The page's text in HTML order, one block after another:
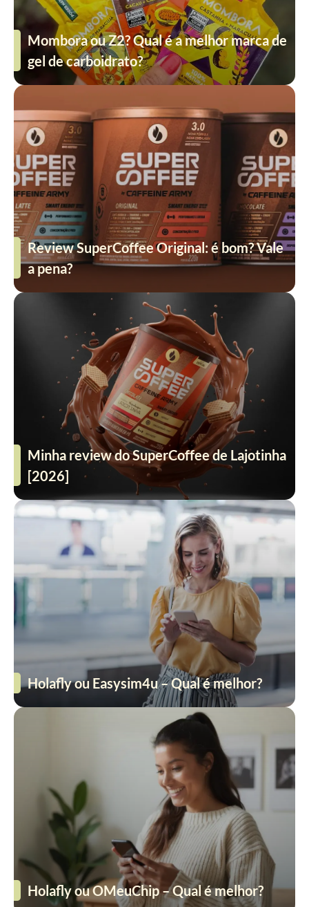
Mombora ou Z2? Qual é a melhor marca de
gel de carboidrato?
Review SuperCoffee Original: é bom? Vale
a pena?
Minha review do SuperCoffee de Lajotinha
[2026]
Holafly ou Easysim4u – Qual é melhor?
Holafly ou OMeuChip – Qual é melhor?